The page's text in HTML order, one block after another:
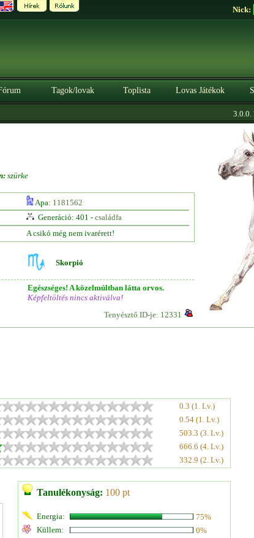
Nick:
Tagok/lovak Toplista Lovas Játékok
3.0.0.
szürke
Apa: 1181562
Generáció: 401 - családfa
A csikó még nem ivarérett!
Skorpió
Egészséges! A közelmúltban látta orvos.
Képfeltöltés nincs aktiválva!
Tenyésztő ID-je: 12331
0.3 (1. Lv.)
0.54 (1. Lv.)
503.3 (3. Lv.)
666.6 (4. Lv.)
332.9 (2. Lv.)
Tanulékonyság: 100 pt
Energia:
75%
Küllem:
0%